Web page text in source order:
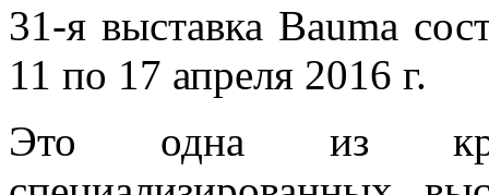
31-я выставка Bauma
11 по 17 апреля 2016 г.
Это одна из